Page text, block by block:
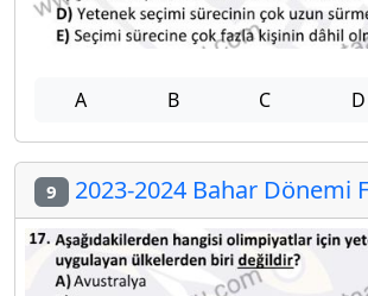
A B C D
9 2023-2024 Bahar Dönemi